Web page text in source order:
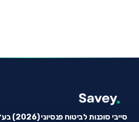
סייבי סוכנות לביטוח פנסיוני (2026) בע״מ